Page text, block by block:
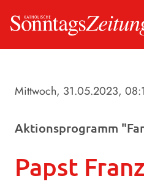
Mittwoch, 31.05.2023,
Aktionsprogramm
Papst